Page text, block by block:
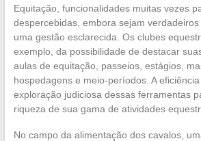
Equitação, funcionalidades muitas vezes
despercebidas, embora sejam
uma gestão esclarecida. Os clubes
exemplo, da possibilidade de destacar
aulas de equitação, passeios, estágios,
hospedagens e meio-períodos. A
exploração judiciosa dessas ferramentas
riqueza de sua gama de atividades
No campo da alimentação dos cavalos,